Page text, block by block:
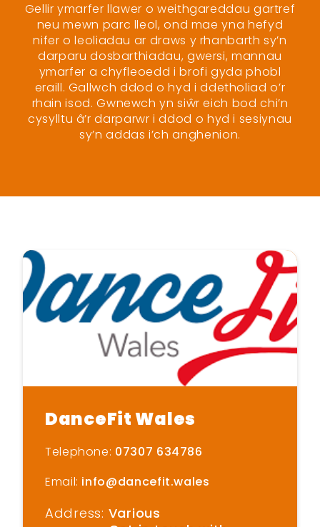
Hafan
Gweithgareddau
Bod yn egnïol gartref
hyrwyddwyr
Sgidiau Symud
Gellir ymarfer llawer o weithgareddau gartref
neu mewn parc lleol, ond mae yna hefyd
nifer o leoliadau ar draws y rhanbarth sy’n
darparu dosbarthiadau, gwersi, mannau
ymarfer a chyfleoedd i brofi gyda phobl
eraill. Gallwch ddod o hyd i ddetholiad o’r
rhain isod. Gwnewch yn siŵr eich bod chi’n
cysylltu â’r darparwr i ddod o hyd i sesiynau
sy’n addas i’ch anghenion.
DanceFit Wales
Telephone: 07307 634786
Email: info@dancefit.wales
Address: Various